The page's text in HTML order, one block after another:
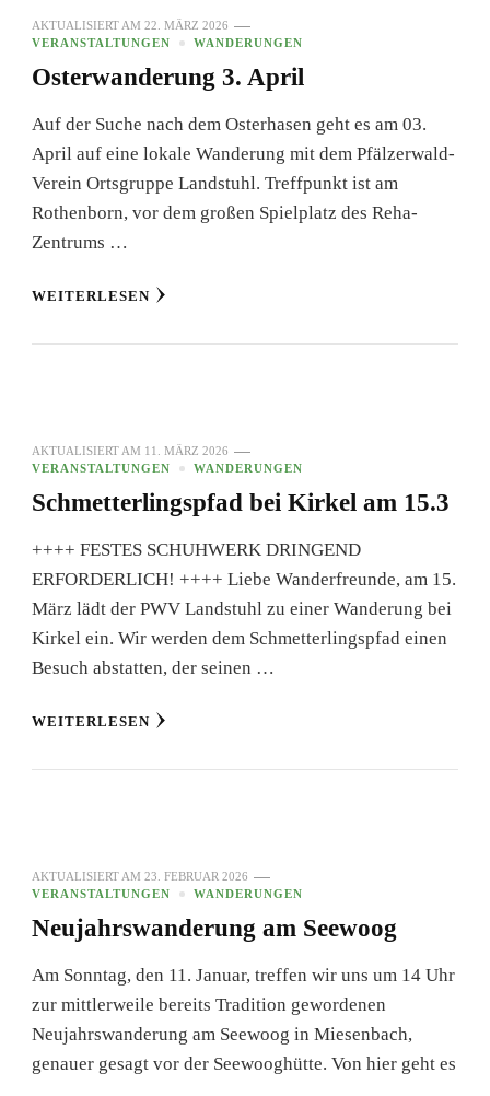
AKTUALISIERT AM 22. MÄRZ 2026
VERANSTALTUNGEN
WANDERUNGEN
Osterwanderung 3. April
Auf der Suche nach dem Osterhasen geht es am 03.
April auf eine lokale Wanderung mit dem Pfälzerwald-
Verein Ortsgruppe Landstuhl. Treffpunkt ist am
Rothenborn, vor dem großen Spielplatz des Reha-
Zentrums …
WEITERLESEN
AKTUALISIERT AM 11. MÄRZ 2026
VERANSTALTUNGEN
WANDERUNGEN
Schmetterlingspfad bei Kirkel am 15.3
++++ FESTES SCHUHWERK DRINGEND
ERFORDERLICH! ++++ Liebe Wanderfreunde, am 15.
März lädt der PWV Landstuhl zu einer Wanderung bei
Kirkel ein. Wir werden dem Schmetterlingspfad einen
Besuch abstatten, der seinen …
WEITERLESEN
AKTUALISIERT AM 23. FEBRUAR 2026
VERANSTALTUNGEN
WANDERUNGEN
Neujahrswanderung am Seewoog
Am Sonntag, den 11. Januar, treffen wir uns um 14 Uhr
zur mittlerweile bereits Tradition gewordenen
Neujahrswanderung am Seewoog in Miesenbach,
genauer gesagt vor der Seewooghütte. Von hier geht es